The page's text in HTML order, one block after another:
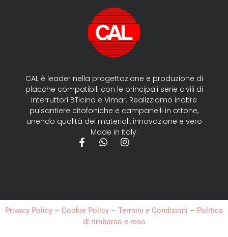
CAL è leader nella progettazione e produzione di
placche compatibili con le principali serie civili di
interruttori BTicino e Vimar. Realizziamo inoltre
pulsantiere citofoniche e campanelli in ottone,
unendo qualità dei materiali, innovazione e vero
Made in Italy.
Privacy Policy – Cookie Policy – Termini e Condizioni – Politica
di rimborso e reso